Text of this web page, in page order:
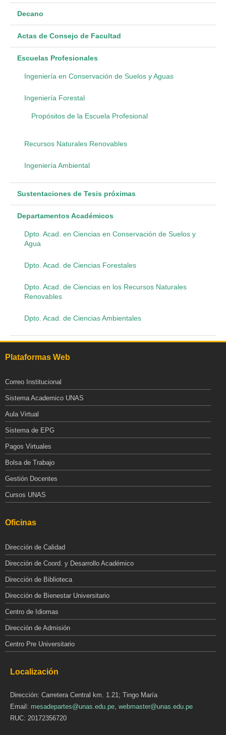
Decano
Actas de Consejo de Facultad
Escuelas Profesionales
Ingeniería en Conservación de Suelos y Aguas
Ingeniería Forestal
Propósitos de la Escuela Profesional
Recursos Naturales Renovables
Ingeniería Ambiental
Sustentaciones de Tesis próximas
Departamentos Académicos
Dpto. Acad. en Ciencias en Conservación de Suelos y
Agua
Dpto. Acad. de Ciencias Forestales
Dpto. Acad. de Ciencias en los Recursos Naturales
Renovables
Dpto. Acad. de Ciencias Ambientales
Plataformas Web
Correo Institucional
Sistema Academico UNAS
Aula Virtual
Sistema de EPG
Pagos Virtuales
Bolsa de Trabajo
Gestión Docentes
Cursos UNAS
Oficinas
Dirección de Calidad
Dirección de Coord. y Desarrollo Académico
Dirección de Biblioteca
Dirección de Bienestar Universitario
Centro de Idiomas
Dirección de Admisión
Centro Pre Universitario
Localización
Dirección: Carretera Central km. 1.21; Tingo María
Email: mesadepartes@unas.edu.pe webmaster@unas.edu.pe
RUC: 20172356720